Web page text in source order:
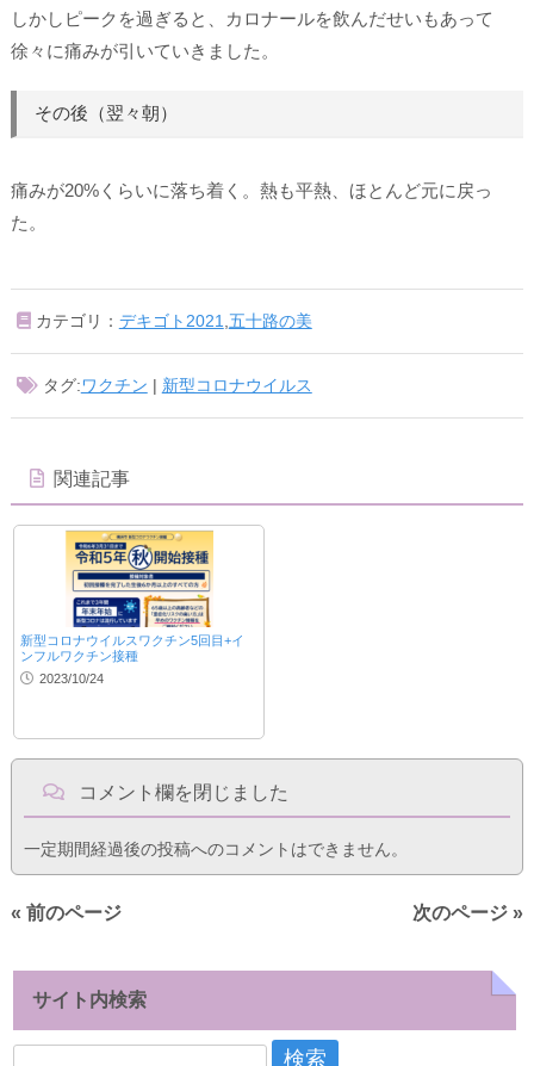
しかしピークを過ぎると、カロナールを飲んだせいもあって
徐々に痛みが引いていきました。
その後（翌々朝）
痛みが20%くらいに落ち着く。熱も平熱、ほとんど元に戻っ
た。
カテゴリ： デキゴト2021 五十路の美
タグ:ワクチン | 新型コロナウイルス
関連記事
新型コロナウイルスワクチン5回目+イ
ンフルワクチン接種
2023/10/24
コメント欄を閉じました
一定期間経過後の投稿へのコメントはできません。
« 前のページ 次のページ »
サイト内検索
検